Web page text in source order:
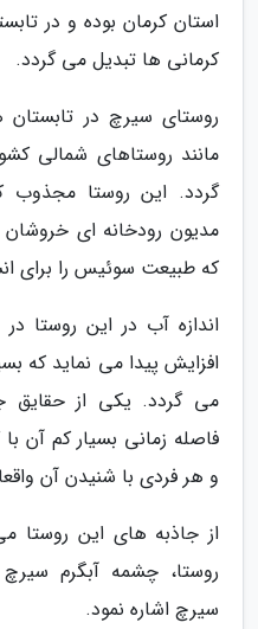
استان کرمان بوده و در
کرمانی ها تبدیل می گردد.
روستای سیرچ در
مانند روستاهای شمالی
گردد. این روستا مجذوب
مدیون رودخانه ای
که طبیعت سوئیس را برای
اندازه آب در این روستا
افزایش پیدا می نماید که
می گردد. یکی از حقایق
و هر فردی با شنیدن آن
از جاذبه های این روستا
روستا، چشمه آبگرم
سیرچ اشاره نمود.